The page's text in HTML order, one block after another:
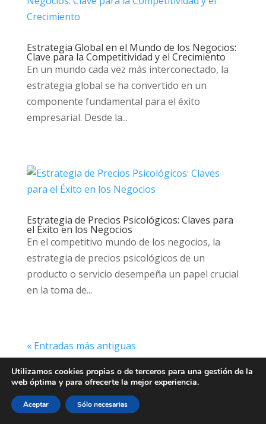
Estrategia Global en el Mundo de los Negocios:
Clave para la Competitividad y el Crecimiento
En un mundo cada vez más interconectado, la
estrategia global se ha convertido en un
componente fundamental para el éxito
empresarial. Desde la...
Estrategia de Precios Psicológicos: Claves para
el Éxito en los Negocios
En el competitivo mundo de los negocios, la
estrategia de precios psicológicos de un
producto o servicio desempeña un papel crucial
en la toma de...
« Entradas más antiguas
Utilizamos cookies propias o de terceros para una gestión de la
web óptima y para ofrecerte la mejor experiencia.
Aceptar Sólo necesarias